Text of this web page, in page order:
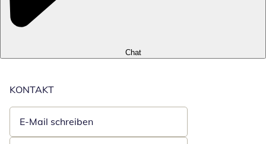
Chat
KONTAKT
E-Mail schreiben
Öffnet E-Mail-Client